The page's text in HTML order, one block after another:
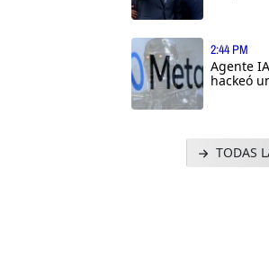
2:44 PM
Agente
hackeó
TODAS